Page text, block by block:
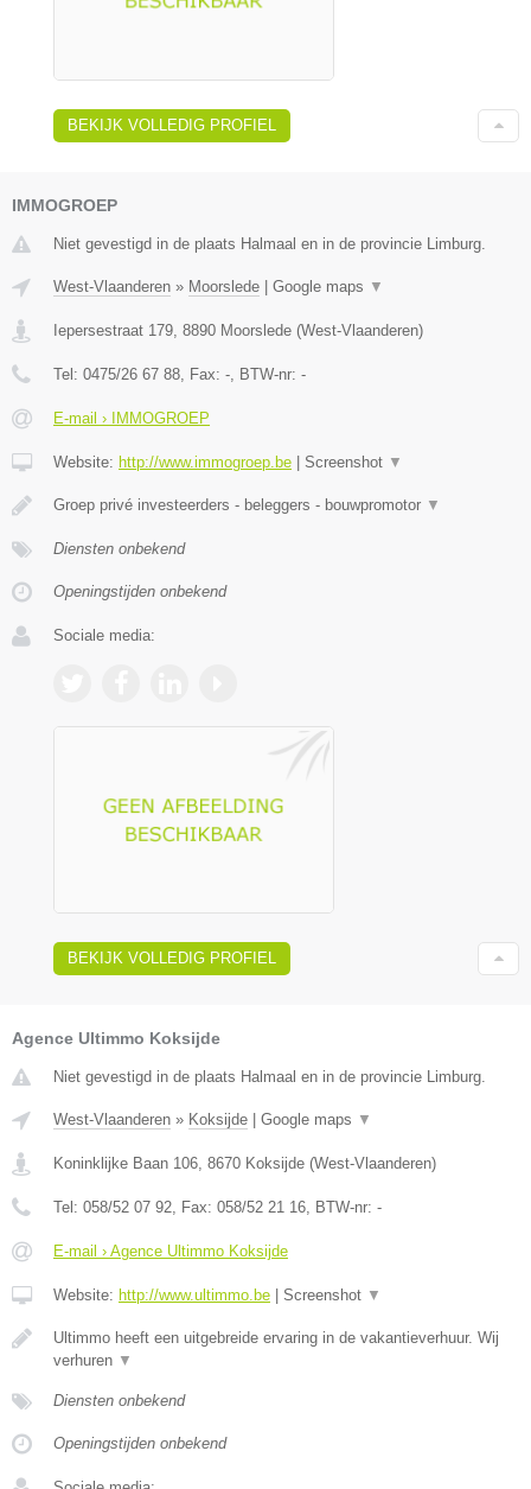
BEKIJK VOLLEDIG PROFIEL
IMMOGROEP
Niet gevestigd in de plaats Halmaal en in de provincie Limburg.
West-Vlaanderen » Moorslede | Google maps ▼
Iepersestraat 179 8890 Moorslede (West-Vlaanderen)
Tel: 0475/26 67 88 , Fax: - , BTW-nr: -
E-mail › IMMOGROEP
Website: http://www.immogroep.be | Screenshot ▼
Groep privé investeerders - beleggers - bouwpromotor ▼
Diensten onbekend
Openingstijden onbekend
Sociale media:
BEKIJK VOLLEDIG PROFIEL
Agence Ultimmo Koksijde
Niet gevestigd in de plaats Halmaal en in de provincie Limburg.
West-Vlaanderen » Koksijde Google maps ▼
Koninklijke Baan 106, 8670 Koksijde (West-Vlaanderen)
Tel: 058/52 07 92, Fax: 058/52 21 16, BTW-nr: -
E-mail › Agence Ultimmo Koksijde
Website: http://www.ultimmo.be Screenshot ▼
Ultimmo heeft een uitgebreide ervaring in de vakantieverhuur. Wij
verhuren ▼
Diensten onbekend
Openingstijden onbekend